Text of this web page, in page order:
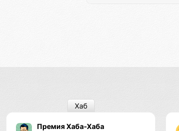
Премия Хаба-Хаба
Хаб